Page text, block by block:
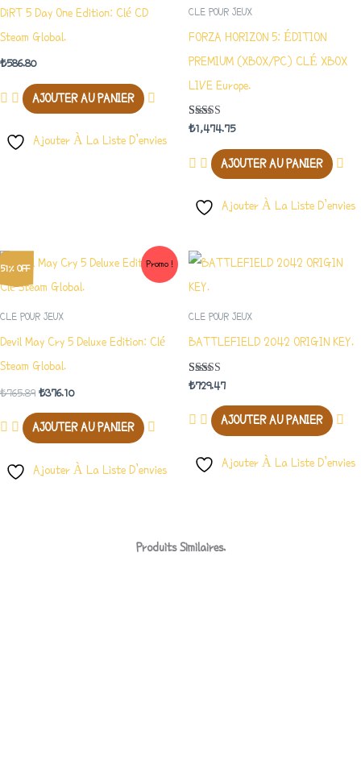
DiRT 5 Day One Edition: Clé CD
Steam Global.
₺586.80
AJOUTER AU PANIER
Ajouter À La Liste D’envies
CLE POUR JEUX
FORZA HORIZON 5: ÉDITION
PREMIUM (XBOX/PC) CLÉ XBOX
LIVE Europe.
Note
5.00
₺1,474.75
AJOUTER AU PANIER
Ajouter À La Liste D’envies
51% OFF
Promo !
CLE POUR JEUX
Devil May Cry 5 Deluxe Edition: Clé
Steam Global.
₺765.89
Le
Prix
Initial
₺765.89.
₺376.10
Le
Prix
Actuel
AJOUTER AU PANIER
Ajouter À La Liste D’envies
CLE POUR JEUX
BATTLEFIELD 2042 ORIGIN KEY.
Note
₺729.47
AJOUTER AU PANIER
Ajouter À La Liste D’envies
Produits Similaires.